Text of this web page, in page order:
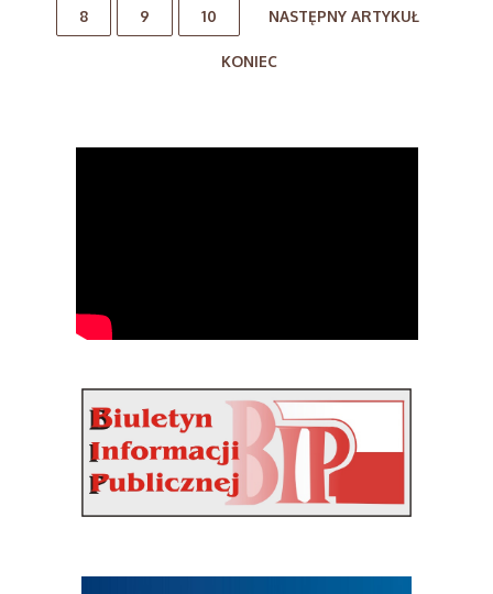
8 9 10 NASTĘPNY ARTYKUŁ
KONIEC